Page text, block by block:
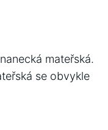
mateřská.
se obvykle